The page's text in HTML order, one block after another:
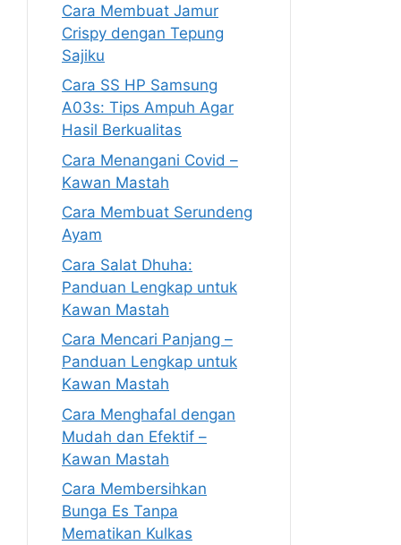
Cara Membuat Jamur
Crispy dengan Tepung
Sajiku
Cara SS HP Samsung
A03s: Tips Ampuh Agar
Hasil Berkualitas
Cara Menangani Covid –
Kawan Mastah
Cara Membuat Serundeng
Ayam
Cara Salat Dhuha:
Panduan Lengkap untuk
Kawan Mastah
Cara Mencari Panjang –
Panduan Lengkap untuk
Kawan Mastah
Cara Menghafal dengan
Mudah dan Efektif –
Kawan Mastah
Cara Membersihkan
Bunga Es Tanpa
Mematikan Kulkas